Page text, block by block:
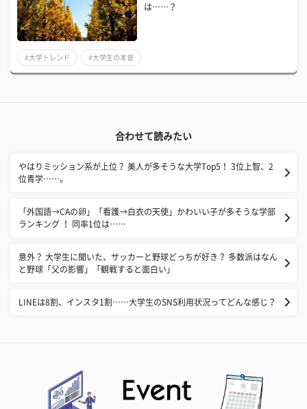
は……？
#大学トレンド #大学生の本音
合わせて読みたい
やはりミッション系が上位？ 美人が多そうな大学Top5！ 3位上智、2
位青学……。
​「外国語→CAの卵」「看護→白衣の天使」かわいい子が多そうな学部
ランキング ！ 同率1位は……
意外？ 大学生に聞いた、サッカーと野球どっちが好き？ 多数派はなん
と野球「父の影響」「観戦すると面白い」
LINEは8割、インスタ1割……大学生のSNS利用状況ってどんな感じ？